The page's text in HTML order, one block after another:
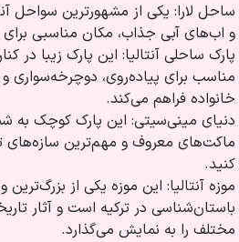
ساحل لارا: یکی از مشهورترین سواحل
و اب‌های آبی جذاب، مکان مناسبی
پارک ساحلی آنتالیا: این پارک زیبا در
مناسب برای پیاده‌روی، دوچرخه‌سواری
خانواده فراهم می‌کند.
دنیای مینی‌سیتی: این پارک کوچک به
ماکت‌های معروف و مهم‌ترین سازه‌های
کنید.
موزه آنتالیا: این موزه یکی از
باستان‌شناسی در ترکیه است و آثار
مختلف را به نمایش می‌گذارد.